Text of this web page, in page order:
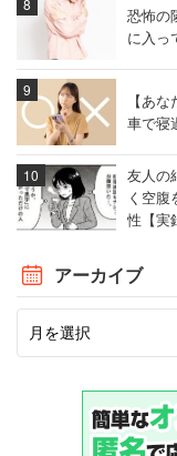
恐怖の
に入
【あ
車で寝
友人の
く空
性【実
アーカイブ